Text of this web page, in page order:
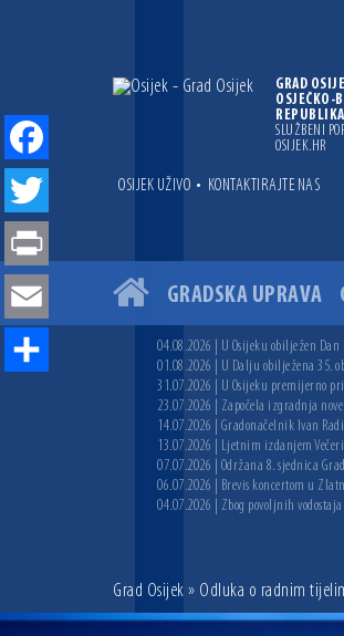
GRAD
OSJEČKO-
SLUŽBENI
OSIJEK.HR
OSIJEK UŽIVO • KONTAKTIRAJTE NAS
GRADSKA UPRAVA
04.08.2026 | U Osijeku obilježen
01.08.2026 | U Dalju obilježena 35.
31.07.2026 | U Osijeku premijerno
23.07.2026 | Započela izgradnja
14.07.2026 | Gradonačelnik Ivan
13.07.2026 | Ljetnim izdanjem
07.07.2026 | Održana 8. sjednica
06.07.2026 | Brevis koncertom u
04.07.2026 | Zbog povoljnih
Grad Osijek » Odluka o radnim
Facebook
Twitter
Print
Email